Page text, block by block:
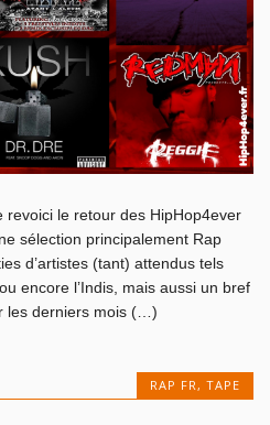
revoici le retour des HipHop4ever
sélection principalement Rap
d’artistes (tant) attendus tels
encore l’Indis, mais aussi un bref
les derniers mois (…)
RAP FR, TAPE